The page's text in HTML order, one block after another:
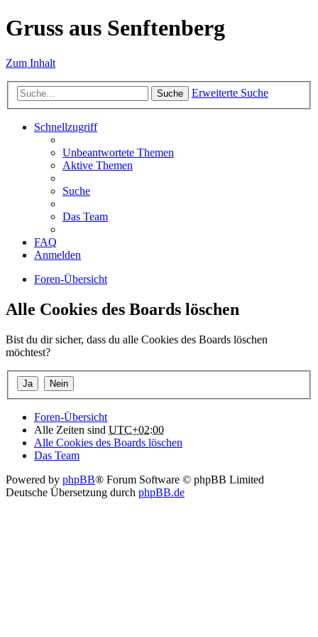
Gruss aus Senftenberg
Zum Inhalt
Suche Erweiterte Suche
Schnellzugriff
Unbeantwortete Themen
Aktive Themen
Suche
Das Team
FAQ
Anmelden
Foren-Übersicht
Alle Cookies des Boards löschen
Bist du dir sicher, dass du alle Cookies des Boards löschen
möchtest?
Foren-Übersicht
Alle Zeiten sind UTC+02:00
Alle Cookies des Boards löschen
Das Team
Powered by phpBB® Forum Software © phpBB Limited
Deutsche Übersetzung durch phpBB.de